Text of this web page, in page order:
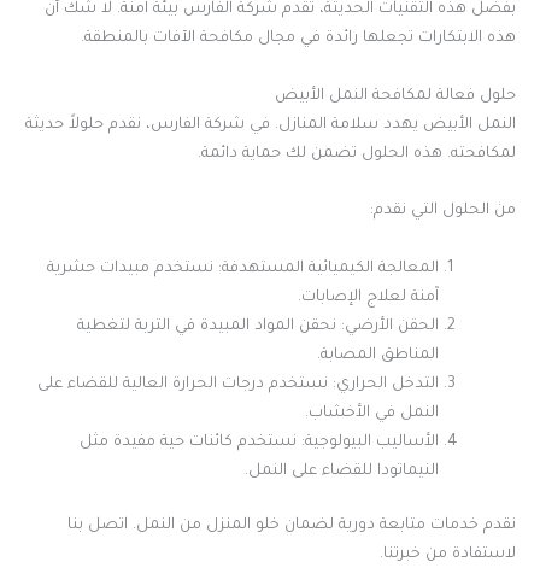
بفضل هذه التقنيات الحديثة، تقدم شركة الفارس بيئة آمنة. لا شك أن
هذه الابتكارات تجعلها رائدة في مجال مكافحة الآفات بالمنطقة.
حلول فعالة لمكافحة النمل الأبيض
النمل الأبيض يهدد سلامة المنازل. في شركة الفارس، نقدم حلولاً حديثة
لمكافحته. هذه الحلول تضمن لك حماية دائمة.
من الحلول التي نقدم:
المعالجة الكيميائية المستهدفة: نستخدم مبيدات حشرية
آمنة لعلاج الإصابات.
الحقن الأرضي: نحقن المواد المبيدة في التربة لتغطية
المناطق المصابة.
التدخل الحراري: نستخدم درجات الحرارة العالية للقضاء على
النمل في الأخشاب.
الأساليب البيولوجية: نستخدم كائنات حية مفيدة مثل
النيماتودا للقضاء على النمل.
نقدم خدمات متابعة دورية لضمان خلو المنزل من النمل. اتصل بنا
لاستفادة من خبرتنا.